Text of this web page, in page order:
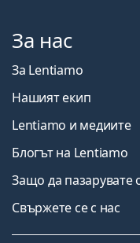
За нас
За Lentiamo
Нашият екип
Lentiamo и медиите
Блогът на Lentiamo
Защо да пазарувате
Свържете се с нас